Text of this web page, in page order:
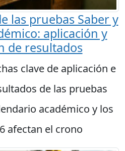
las pruebas Saber y
aplicación y
de resultados
clave de aplicación e
de las pruebas
académico y los
afectan el crono